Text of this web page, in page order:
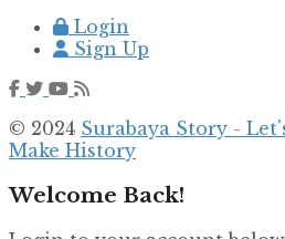
Login
Sign Up
© 2024 Surabaya Story -
Make History
Welcome Back!